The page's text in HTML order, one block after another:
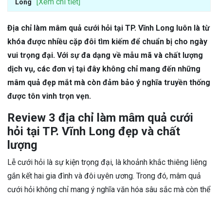
Long
Địa chỉ làm mâm quả cưới hỏi tại TP. Vĩnh Long luôn là từ
khóa được nhiều cặp đôi tìm kiếm để chuẩn bị cho ngày
vui trọng đại. Với sự đa dạng về mẫu mã và chất lượng
dịch vụ, các đơn vị tại đây không chỉ mang đến những
mâm quả đẹp mắt mà còn đảm bảo ý nghĩa truyền thống
được tôn vinh trọn vẹn.
Review 3 địa chỉ làm mâm quả cưới
hỏi tại TP. Vĩnh Long đẹp và chất
lượng
Lễ cưới hỏi là sự kiện trọng đại, là khoảnh khắc thiêng liêng
gắn kết hai gia đình và đôi uyên ương. Trong đó, mâm quả
cưới hỏi không chỉ mang ý nghĩa văn hóa sâu sắc mà còn thể